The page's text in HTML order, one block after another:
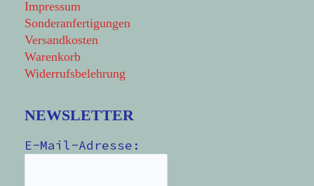
Impressum
Sonderanfertigungen
Versandkosten
Warenkorb
Widerrufsbelehrung
NEWSLETTER
E-Mail-Adresse: